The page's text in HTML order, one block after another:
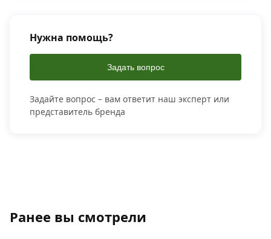
Нужна помощь?
Задать вопрос
Задайте вопрос – вам ответит наш эксперт или
представитель бренда
Ранее вы смотрели